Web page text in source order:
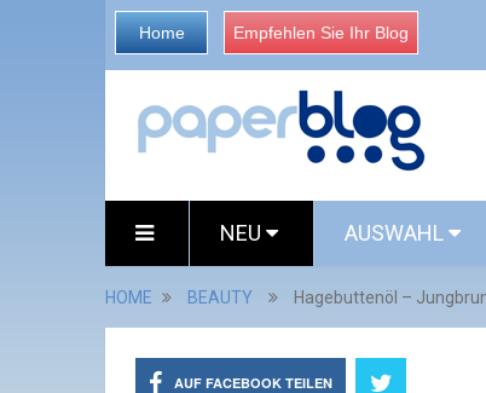
Home Empfehlen Sie Ihr Blog
NEU AUSWAHL
HOME BEAUTY Hagebuttenöl –
AUF FACEBOOK TEILEN